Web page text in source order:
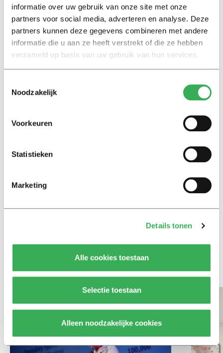
informatie over uw gebruik van onze site met onze
partners voor social media, adverteren en analyse. Deze
partners kunnen deze gegevens combineren met andere
informatie die u aan ze heeft verstrekt of die ze hebben
verzameld op basis van uw gebruik van hun services.
Noodzakelijk
Voorkeuren
Statistieken
Marketing
Details tonen
Alle cookies toestaan
Selectie toestaan
Alleen noodzakelijke cookies
Marion Koopmans over online
bedreigingen en desinformatie:
‘Wetenschappers, kom die
ivoren toren uit’
Hunger Game: ‘Ik schrok, we
kregen er een paar miljoen
slaapmiddelen: zo komen
Column
Maak het onderwijs flexibel,
kunnen ontwikkelen
Bekijk meer recent nieuws